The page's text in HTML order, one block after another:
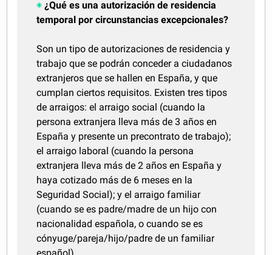
¿Qué es una autorización de residencia
temporal por circunstancias excepcionales?
Son un tipo de autorizaciones de residencia y
trabajo que se podrán conceder a ciudadanos
extranjeros que se hallen en España, y que
cumplan ciertos requisitos. Existen tres tipos
de arraigos: el arraigo social (cuando la
persona extranjera lleva más de 3 años en
España y presente un precontrato de trabajo);
el arraigo laboral (cuando la persona
extranjera lleva más de 2 años en España y
haya cotizado más de 6 meses en la
Seguridad Social); y el arraigo familiar
(cuando se es padre/madre de un hijo con
nacionalidad española, o cuando se es
cónyuge/pareja/hijo/padre de un familiar